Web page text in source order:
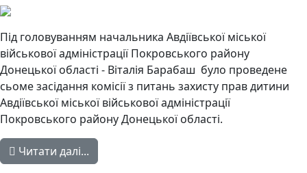
Під головуванням начальника Авдіївської міської
військової адміністрації Покровського району
Донецької області - Віталія Барабаш було проведене
сьоме засідання комісії з питань захисту прав дитини
Авдіївської міської військової адміністрації
Покровського району Донецької області.
Читати далі...